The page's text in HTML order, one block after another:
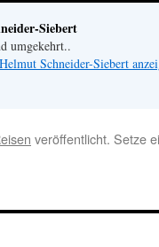
Siebert
umgekehrt..
Schneider-Siebert
veröffentlicht. Setze